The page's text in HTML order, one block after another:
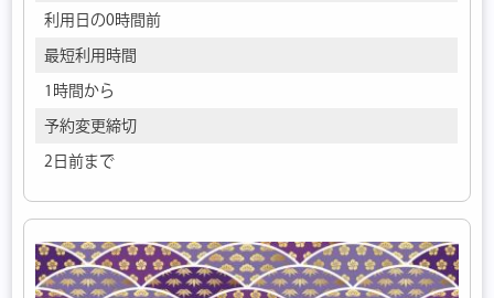
利用日の0時間前
最短利用時間
1時間から
予約変更締切
2日前まで